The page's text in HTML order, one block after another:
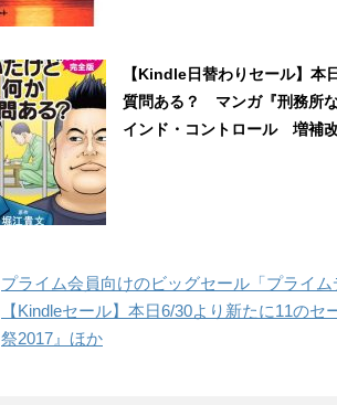
【Kindle日替わりセール】本
質問ある？ マンガ『刑務所
インド・コントロール 増補
プライム会員向けのビッグセール「プライ
【Kindleセール】本日6/30より新たに11の
祭2017』ほか